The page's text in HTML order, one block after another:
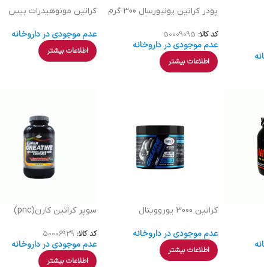
پودر کراتین یونیورسال 300 گرم
کد کالا: 50009095
عدم موجودی در داروخانه
اطلاعات بیشتر
کراتین مونوهیدرات بیس
عدم موجودی در داروخانه
اطلاعات بیشتر
کراتین 3000 یوروویتال
عدم موجودی در داروخانه
اطلاعات بیشتر
سوپر کراتین کارن(pnc)
کد کالا: 50006939
عدم موجودی در داروخانه
اطلاعات بیشتر